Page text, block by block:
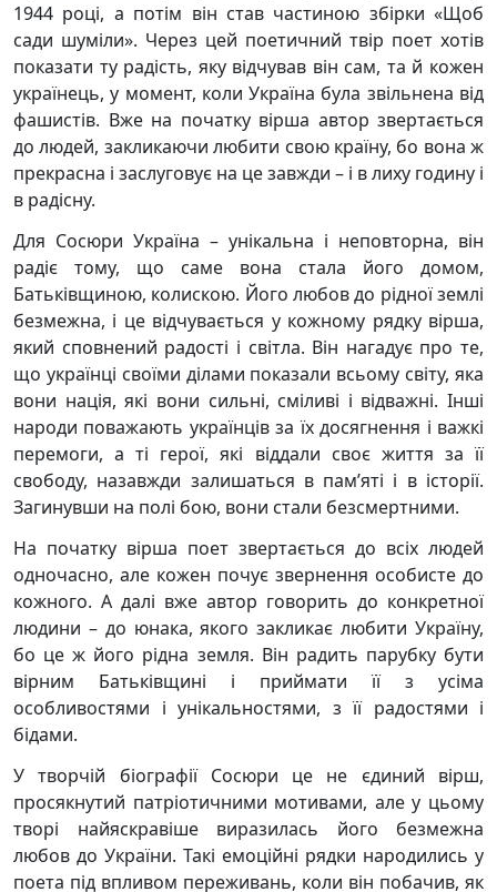
1944 році, а потім він став частиною збірки «Щоб
сади шуміли». Через цей поетичний твір поет хотів
показати ту радість, яку відчував він сам, та й кожен
українець, у момент, коли Україна була звільнена від
фашистів. Вже на початку вірша автор звертається
до людей, закликаючи любити свою країну, бо вона ж
прекрасна і заслуговує на це завжди – і в лиху годину і
в радісну.
Для Сосюри Україна – унікальна і неповторна, він
радіє тому, що саме вона стала його домом,
Батьківщиною, колискою. Його любов до рідної землі
безмежна, і це відчувається у кожному рядку вірша,
який сповнений радості і світла. Він нагадує про те,
що українці своїми ділами показали всьому світу, яка
вони нація, які вони сильні, сміливі і відважні. Інші
народи поважають українців за їх досягнення і важкі
перемоги, а ті герої, які віддали своє життя за її
свободу, назавжди залишаться в пам’яті і в історії.
Загинувши на полі бою, вони стали безсмертними.
На початку вірша поет звертається до всіх людей
одночасно, але кожен почує звернення особисте до
кожного. А далі вже автор говорить до конкретної
людини – до юнака, якого закликає любити Україну,
бо це ж його рідна земля. Він радить парубку бути
вірним Батьківщині і приймати її з усіма
особливостями і унікальностями, з її радостями і
бідами.
У творчій біографії Сосюри це не єдиний вірш,
просякнутий патріотичними мотивами, але у цьому
творі найяскравіше виразилась його безмежна
любов до України. Такі емоційні рядки народились у
поета під впливом переживань, коли він побачив, як